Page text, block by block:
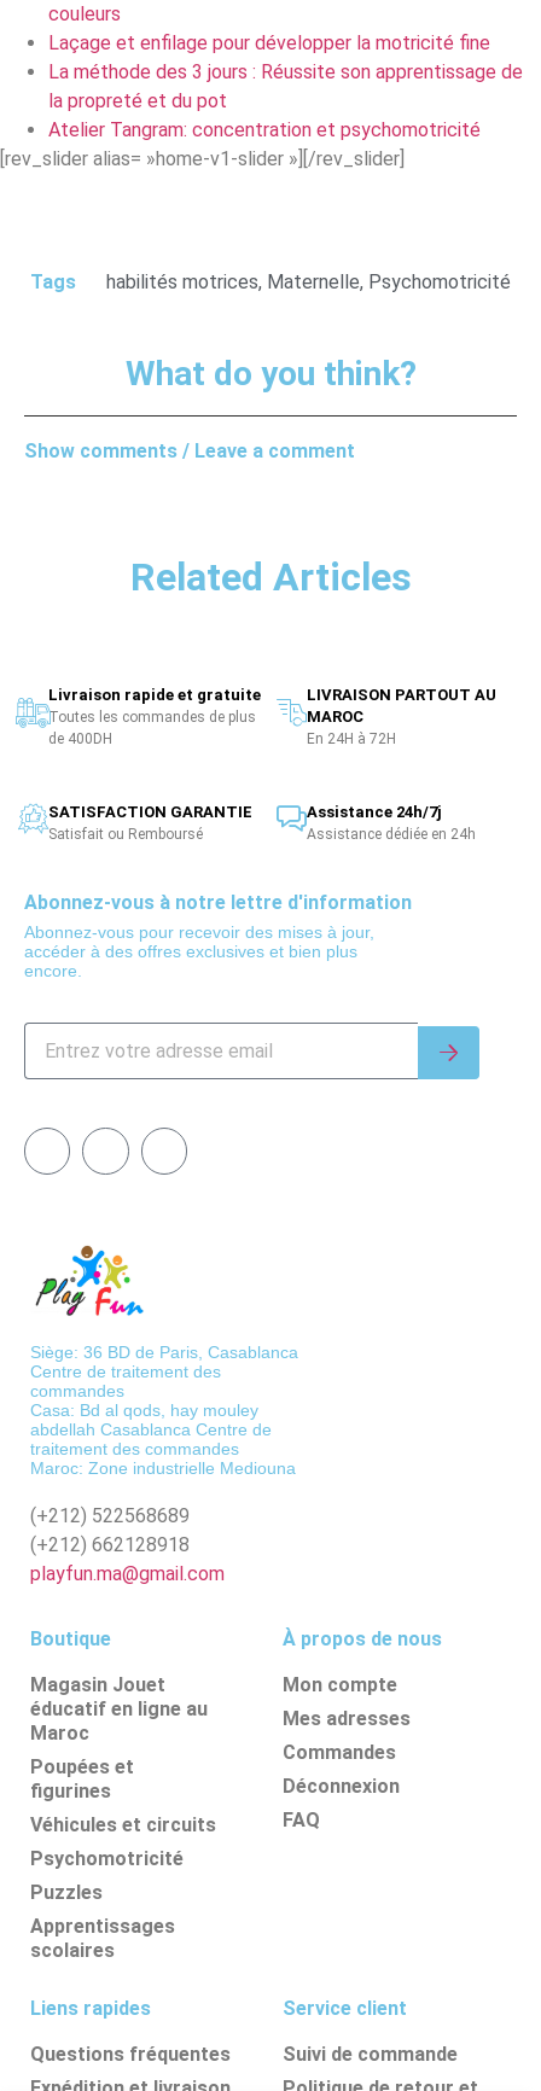
couleurs
Laçage et enfilage pour développer la motricité fine
La méthode des 3 jours : Réussite son apprentissage de
la propreté et du pot
Atelier Tangram: concentration et psychomotricité
[rev_slider alias= »home-v1-slider »][/rev_slider]
Tags habilités motrices, Maternelle, Psychomotricité
What do you think?
Show comments / Leave a comment
Related Articles
Livraison rapide et gratuite
Toutes les commandes de plus
de 400DH
LIVRAISON PARTOUT AU
MAROC
En 24H à 72H
SATISFACTION GARANTIE
Satisfait ou Remboursé
Assistance 24h/7j
Assistance dédiée en 24h
Abonnez-vous à notre lettre d'information
Abonnez-vous pour recevoir des mises à jour,
accéder à des offres exclusives et bien plus
encore.
Siège: 36 BD de Paris, Casablanca
Centre de traitement des
commandes
Casa: Bd al qods, hay mouley
abdellah Casablanca Centre de
traitement des commandes
Maroc: Zone industrielle Mediouna
(+212) 522568689
(+212) 662128918
playfun.ma@gmail.com
Boutique
Magasin Jouet
éducatif en ligne au
Maroc
Poupées et
figurines
Véhicules et circuits
Psychomotricité
Puzzles
Apprentissages
scolaires
À propos de nous
Mon compte
Mes adresses
Commandes
Déconnexion
FAQ
Liens rapides
Questions fréquentes
Service client
Suivi de commande